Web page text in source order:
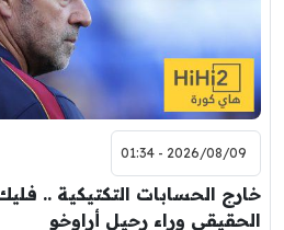
2026/08/09 - 01:34
خارج الحسابات التكتيكية ..
الحقيقي وراء رحيل أراوخو